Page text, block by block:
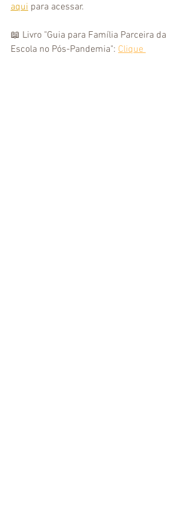
aqui para acessar.
📖 Livro "Guia para Família Parceira da
Escola no Pós-Pandemia": Clique